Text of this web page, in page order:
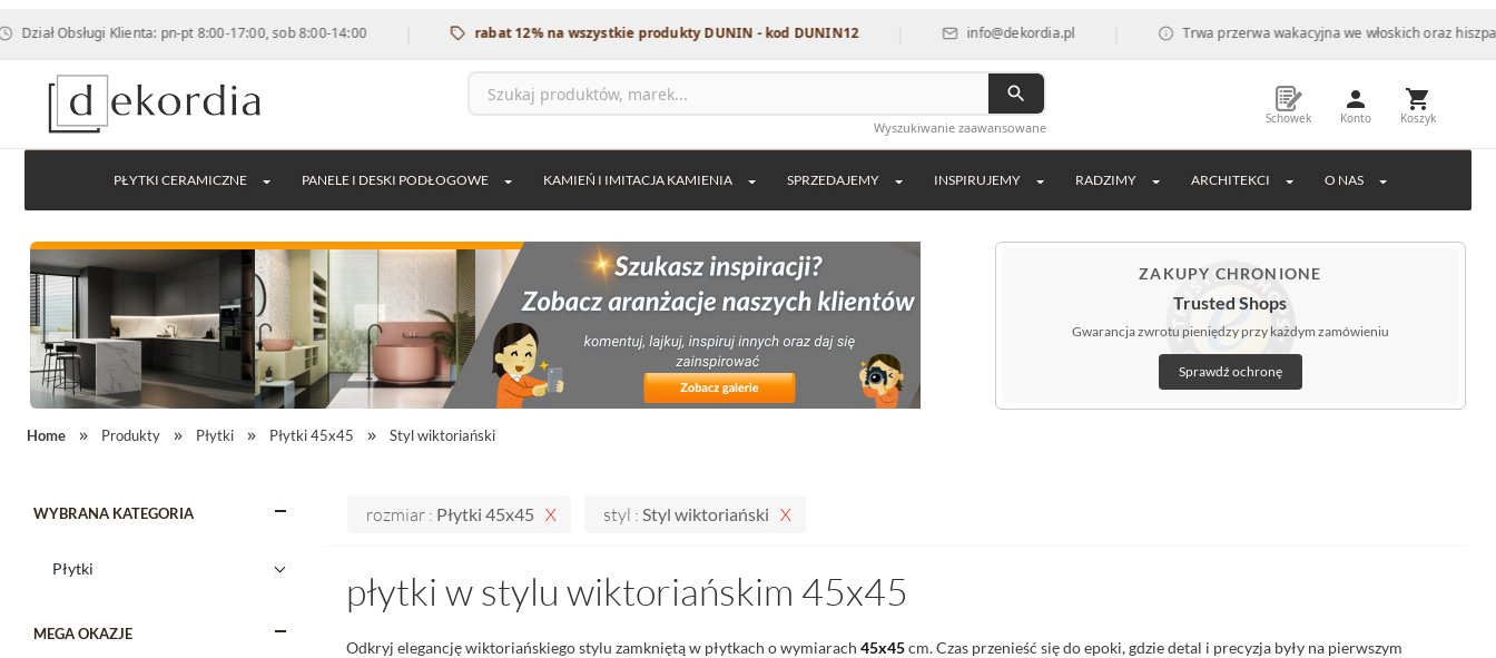
Obsługi Klienta: pn-pt 8:00-17:00, sob 8:00-14:00 | rabat 12% na wszystkie produkty DUNIN - kod DUNIN12 | info@dekordia.pl | Trwa przerwa wakacyjna we włoskich oraz
Wyszukiwanie zaawansowane
Schowek Konto Koszyk
PŁYTKI CERAMICZNE PANELE I DESKI PODŁOGOWE KAMIEŃ I IMITACJA KAMIENIA SPRZEDAJEMY INSPIRUJEMY RADZIMY ARCHITEKCI O NAS
ZAKUPY CHRONIONE
Trusted Shops
Gwarancja zwrotu pieniędzy przy każdym zamówieniu
Sprawdź ochronę
Home Produkty Płytki Płytki 45x45 Styl wiktoriański
WYBRANA KATEGORIA
MEGA OKAZJE
rozmiar : Płytki 45x45 styl : Styl wiktoriański
płytki w stylu wiktoriańskim 45x45
Odkryj elegancję wiktoriańskiego stylu zamkniętą w płytkach o wymiarach 45x45cm. Czas przenieść się do epoki, gdzie detal i precyzja były na pierwszym